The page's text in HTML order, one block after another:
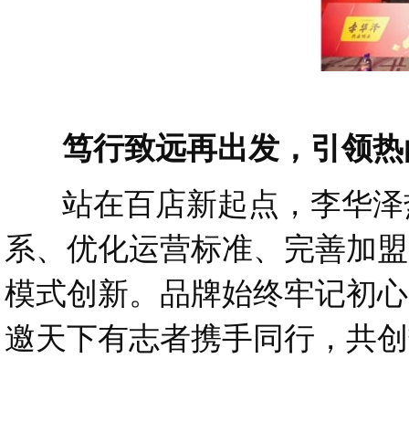
笃行致远再出发，引领热
站在百店新起点，李华泽
系、优化运营标准、完善加
模式创新。品牌始终牢记初
邀天下有志者携手同行，共